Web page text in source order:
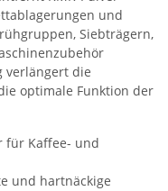
und
Siebträgern,
verlängert die
optimale Funktion der
für Kaffee- und
und hartnäckige